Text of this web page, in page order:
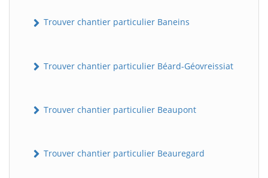
Trouver chantier particulier Baneins
Trouver chantier particulier Béard-Géovreissiat
Trouver chantier particulier Beaupont
Trouver chantier particulier Beauregard